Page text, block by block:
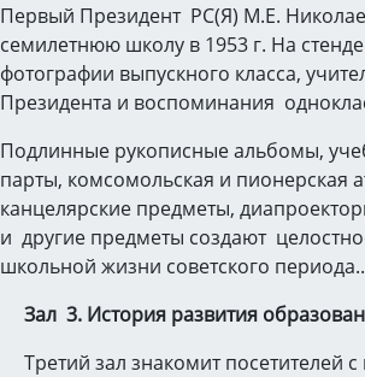
Первый Президент РС(Я) М.Е.
семилетнюю школу в 1953 г. На
фотографии выпускного класса,
Президента и воспоминания
Подлинные рукописные альбомы,
парты, комсомольская и пионерская
канцелярские предметы,
и другие предметы создают
школьной жизни советского периода..
Зал 3. История развития
Третий зал знакомит посетителей с